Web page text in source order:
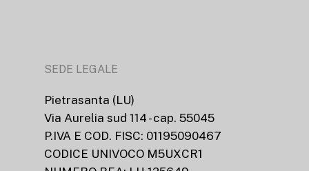
SEDE LEGALE
Pietrasanta (LU)
Via Aurelia sud 114 - cap. 55045
P.IVA E COD. FISC: 01195090467
CODICE UNIVOCO M5UXCR1